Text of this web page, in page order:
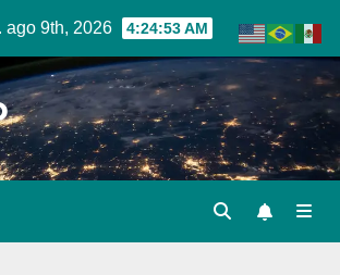
ago 9th, 2026 4:24:54 AM